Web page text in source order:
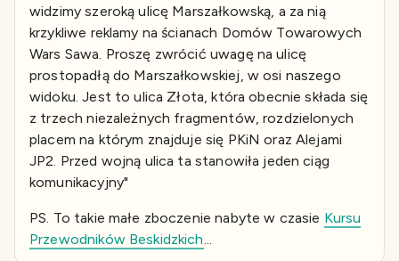
widzimy szeroką ulicę Marszałkowską, a za nią
krzykliwe reklamy na ścianach Domów Towarowych
Wars Sawa. Proszę zwrócić uwagę na ulicę
prostopadłą do Marszałkowskiej, w osi naszego
widoku. Jest to ulica Złota, która obecnie składa się
z trzech niezależnych fragmentów, rozdzielonych
placem na którym znajduje się PKiN oraz Alejami
JP2. Przed wojną ulica ta stanowiła jeden ciąg
komunikacyjny"
PS. To takie małe zboczenie nabyte w czasie Kursu
Przewodników Beskidzkich...